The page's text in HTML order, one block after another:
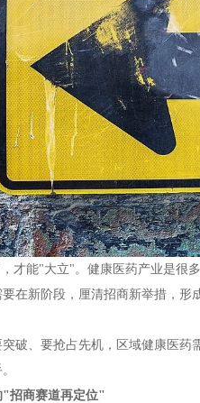
才能"大立"。健康医药产业是很
在新阶段，厘清招商新举措，
破、要抢占先机，区域健康医
"招商赛道再定位"